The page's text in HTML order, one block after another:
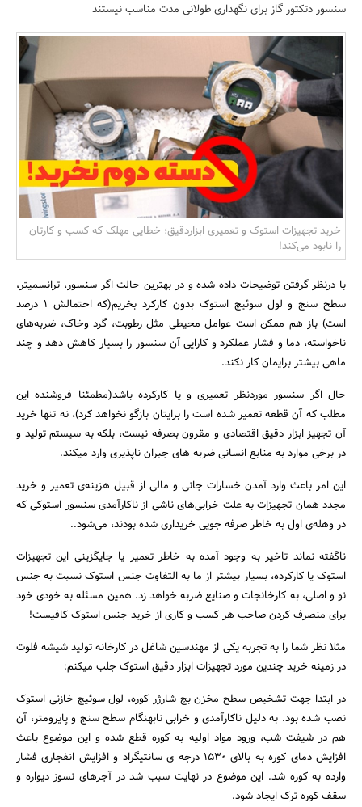
مسکن و ساختمان
سنسور دتکتور گاز برای نگهداری طولانی مدت مناسب نیستند
خرید تجهیزات استوک و تعمیری ابزاردقیق؛ خطایی مهلک که کسب و کارتان
را نابود می‌کند!
با درنظر گرفتن توضیحات داده شده و در بهترین حالت اگر سنسور، ترانسمیتر،
سطح سنج و لول سوئیچ استوک بدون کارکرد بخریم(که احتمالش 1 درصد
است) باز هم ممکن است عوامل محیطی مثل رطوبت، گرد وخاک، ضربه‌های
ناخواسته، دما و فشار عملکرد و کارایی آن سنسور را بسیار کاهش دهد و چند
ماهی بیشتر برایمان کار نکند.
حال اگر سنسور موردنظر تعمیری و یا کارکرده باشد(مطمئنا فروشنده این
مطلب که آن قطعه تعمیر شده است را برایتان بازگو نخواهد کرد)، نه تنها خرید
آن تجهیز ابزار دقیق اقتصادی و مقرون بصرفه نیست، بلکه به سیستم تولید و
در برخی موارد به منابع انسانی ضربه های جبران ناپذیری وارد میکند.
این امر باعث وارد آمدن خسارات جانی و مالی از قبیل هزینه‌ی تعمیر و خرید
مجدد همان تجهیزات به علت خرابی‌های ناشی از ناکارآمدی سنسور استوکی که
در وهله‌ی اول به خاطر صرفه جویی خریداری شده بودند، می‌شود..
ناگفته نماند تاخیر به وجود آمده به خاطر تعمیر یا جایگزینی این تجهیزات
استوک یا کارکرده، بسیار بیشتر از ما به التفاوت جنس استوک نسبت به جنس
نو و اصلی، به کارخانجات و صنایع ضربه خواهد زد. همین مسئله به خودی خود
برای منصرف کردن صاحب هر کسب و کاری از خرید جنس استوک کافیست!
مثلا نظر شما را به تجربه یکی از مهندسین شاغل در کارخانه تولید شیشه فلوت
در زمینه خرید چندین مورد تجهیزات ابزار دقیق استوک جلب میکنم:
در ابتدا جهت تشخیص سطح مخزن بچ شارژر کوره، لول سوئیچ خازنی استوک
نصب شده بود. به دلیل ناکارآمدی و خرابی نابهنگام سطح سنج و پایرومتر، آن
هم در شیفت شب، ورود مواد اولیه به کوره قطع شده و این موضوع باعث
افزایش دمای کوره به بالای 1530 درجه ی سانتیگراد و افزایش انفجاری فشار
وارده به کوره شد. این موضوع در نهایت سبب شد در آجرهای نسوز دیواره و
سقف کوره ترک ایجاد شود.